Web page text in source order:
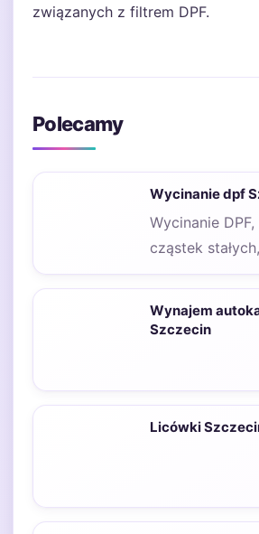
związanych z filtrem DPF.
Polecamy
Wycinanie dpf
Wycinanie
cząstek
który zyskuje
samochodów…
Wynajem
Szczecin
Licówki